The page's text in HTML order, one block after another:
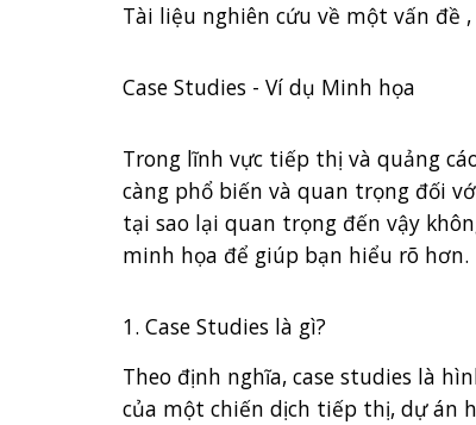
Tài liệu nghiên cứu về một vấn đề
Case Studies - Ví dụ Minh họa
Trong lĩnh vực tiếp thị và quảng
càng phổ biến và quan trọng đối
tại sao lại quan trọng đến vậy
minh họa để giúp bạn hiểu rõ hơn.
1. Case Studies là gì?
Theo định nghĩa, case studies là
của một chiến dịch tiếp thị, dự án